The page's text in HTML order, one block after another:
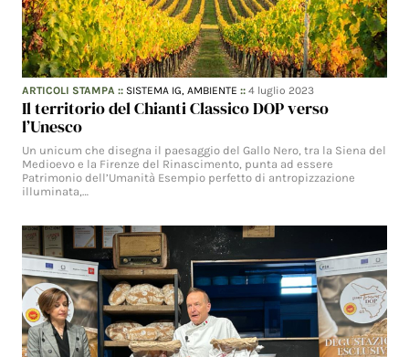
ARTICOLI STAMPA :: SISTEMA IG,AMBIENTE ::4 luglio 2023
Il territorio del Chianti Classico DOP verso
l’Unesco
Un unicum che disegna il paesaggio del Gallo Nero, tra la Siena del
Medioevo e la Firenze del Rinascimento, punta ad essere
Patrimonio dell’Umanità Esempio perfetto di antropizzazione
illuminata,…